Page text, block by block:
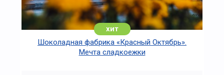
хит
Шоколадная фабрика «Красный Октябрь».
Мечта сладкоежки